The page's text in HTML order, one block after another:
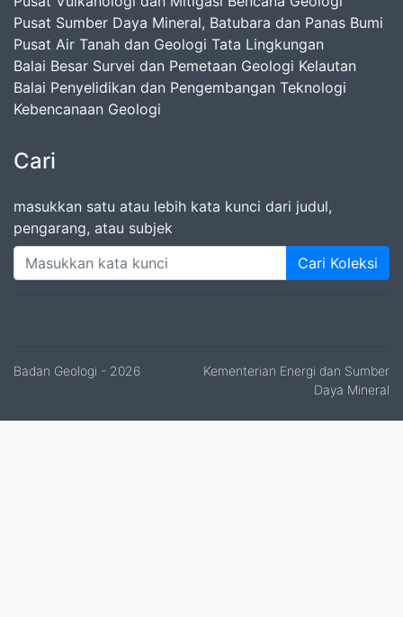
Pusat Sumber Daya Mineral, Batubara dan Panas Bumi
Pusat Air Tanah dan Geologi Tata Lingkungan
Balai Besar Survei dan Pemetaan Geologi Kelautan
Balai Penyelidikan dan Pengembangan Teknologi
Kebencanaan Geologi
Cari
masukkan satu atau lebih kata kunci dari judul,
pengarang, atau subjek
Cari Koleksi
Badan Geologi - 2026
Kementerian Energi dan Sumber
Daya Mineral